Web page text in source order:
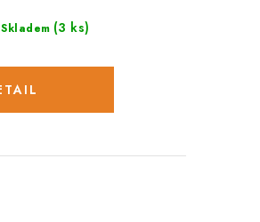
Skladem (3 ks)